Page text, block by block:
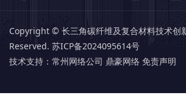
Copyright © 长三角碳纤维及复合材料技术创
Reserved. 苏ICP备2024095614号
技术支持： 常州网络公司 鼎豪网络 免责声明